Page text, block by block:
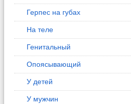
Герпес на губах
На теле
Генитальный
Опоясывающий
У детей
У мужчин